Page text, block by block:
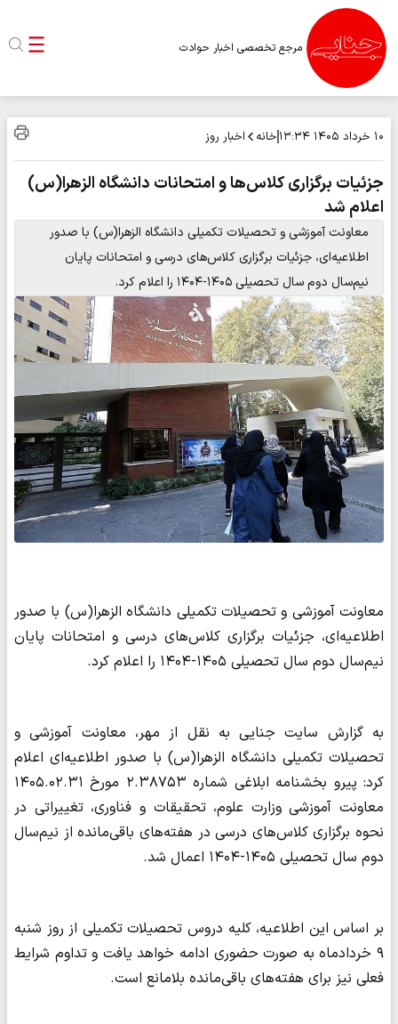
مرجع تخصصی اخبار حوادث
۱۰ خرداد ۱۴۰۵ ۱۳:۳۴ خانه اخبار روز
جزئیات برگزاری کلاس‌ها و امتحانات دانشگاه الزهرا(س)
اعلام شد
معاونت آموزشی و تحصیلات تکمیلی دانشگاه الزهرا(س) با صدور
اطلاعیه‌ای، جزئیات برگزاری کلاس‌های درسی و امتحانات پایان
نیم‌سال دوم سال تحصیلی ۱۴۰۵-۱۴۰۴ را اعلام کرد.
معاونت آموزشی و تحصیلات تکمیلی دانشگاه الزهرا(س) با صدور
اطلاعیه‌ای، جزئیات برگزاری کلاس‌های درسی و امتحانات پایان
نیم‌سال دوم سال تحصیلی ۱۴۰۵-۱۴۰۴ را اعلام کرد.
به گزارش سایت جنایی به نقل از مهر، معاونت آموزشی و
تحصیلات تکمیلی دانشگاه الزهرا(س) با صدور اطلاعیه‌ای اعلام
کرد: پیرو بخشنامه ابلاغی شماره ۲.۳۸۷۵۳ مورخ ۱۴۰۵.۰۲.۳۱
معاونت آموزشی وزارت علوم، تحقیقات و فناوری، تغییراتی در
نحوه برگزاری کلاس‌های درسی در هفته‌های باقی‌مانده از نیم‌سال
دوم سال تحصیلی ۱۴۰۵-۱۴۰۴ اعمال شد.
بر اساس این اطلاعیه، کلیه دروس تحصیلات تکمیلی از روز شنبه
۹ خردادماه به صورت حضوری ادامه خواهد یافت و تداوم شرایط
فعلی نیز برای هفته‌های باقی‌مانده بلامانع است.